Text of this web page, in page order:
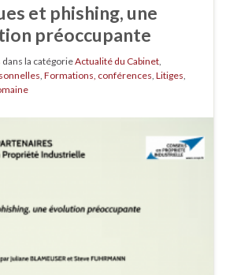
et phishing, une
préoccupante
dans la catégorieActualité du Cabinet
Formations, conférences Litiges